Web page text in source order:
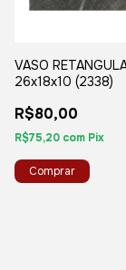
VASO
26x18x10 (2338)
R$80,00
R$75,20 com Pix